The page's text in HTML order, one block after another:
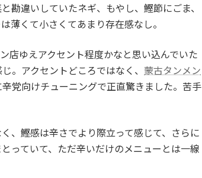
勘違いしていたネギ、もやし、鰹節にごま、
薄くて小さくてあまり存在感なし。
店ゆえアクセント程度かなと思い込んでいた
。アクセントどころではなく、 蒙古タンメン
党向けチューニングで正直驚きました。苦手
、鰹感は辛さでより際立って感じて、さらに
っていて、ただ辛いだけのメニューとは一線